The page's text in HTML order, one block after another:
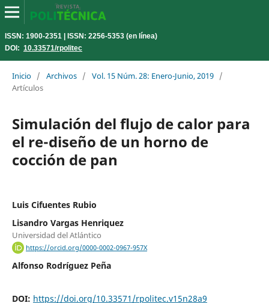
ISSN: 1900-2351 | ISSN: 2256-5353 (en línea)
DOI: 10.33571/rpolitec
Inicio / Archivos / Vol. 15 Núm. 28: Enero-Junio, 2019 /
Artículos
Simulación del flujo de calor para
el re-diseño de un horno de
cocción de pan
Luis Cifuentes Rubio
Lisandro Vargas Henriquez
Universidad del Atlántico
https://orcid.org/0000-0002-0967-957X
Alfonso Rodríguez Peña
DOI: https://doi.org/10.33571/rpolitec.v15n28a9